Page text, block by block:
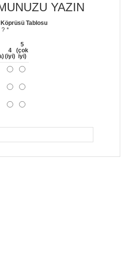
YAZIN
Tablosu
? *
4
(iyi)
5
(çok
iyi)